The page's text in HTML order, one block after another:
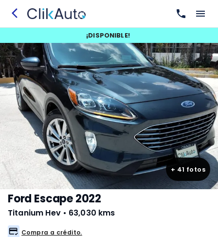
¡DISPONIBLE!
+ 41 fotos
Ford Escape 2022
Titanium Hev • 63,030 kms
Compra a crédito.